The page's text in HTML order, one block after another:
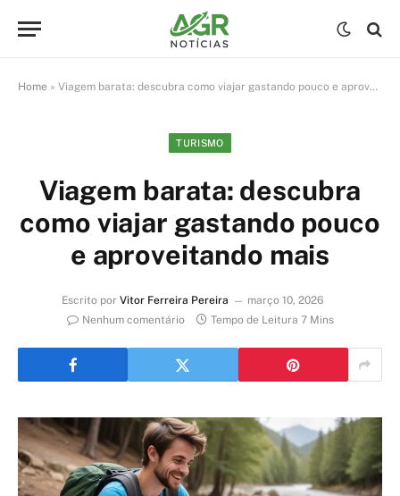
Home » Viagem barata: descubra como viajar gastando pouco e aproveitando mais
TURISMO
Viagem barata: descubra
como viajar gastando pouco
e aproveitando mais
Escrito por Vitor Ferreira Pereira
março 10, 2026
Nenhum comentário
Tempo de Leitura 7 Mins